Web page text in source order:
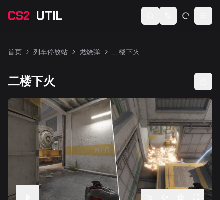
CS2 UTIL Switch language
首页 列车停放站 燃烧弹 二楼下火
二楼下火